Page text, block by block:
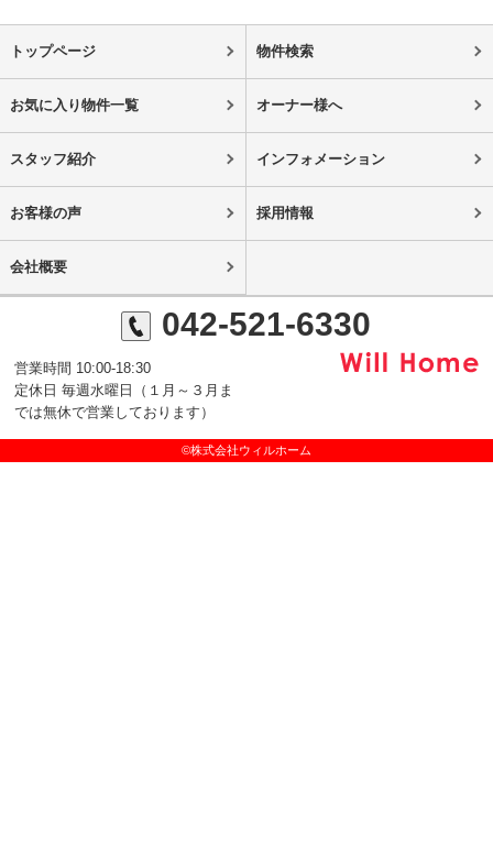
トップページ 物件検索
お気に入り物件一覧 オーナー様へ
スタッフ紹介 インフォメーション
お客様の声 採用情報
会社概要
042-521-6330
営業時間 10:00-18:30
定休日 毎週水曜日（１月～３月ま
では無休で営業しております）
©株式会社ウィルホーム